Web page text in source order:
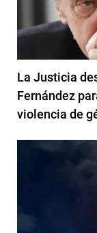
La Justicia
Fernández
violencia de